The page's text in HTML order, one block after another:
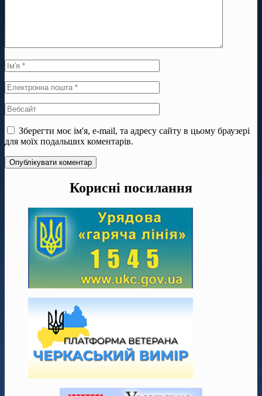
Зберегти моє ім'я, e-mail, та адресу сайту в цьому браузері
для моїх подальших коментарів.
Корисні посилання